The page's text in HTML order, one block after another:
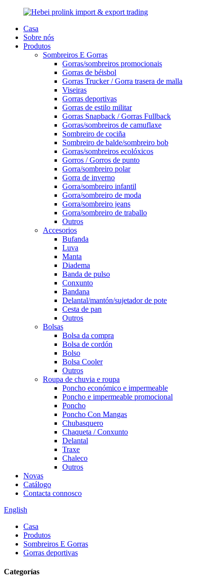
Casa
Sobre nós
Produtos
Sombreiros E Gorras
Gorras/sombreiros promocionais
Gorras de béisbol
Gorras Trucker / Gorra trasera de malla
Viseiras
Gorras deportivas
Gorras de estilo militar
Gorras Snapback / Gorras Fullback
Gorras/sombreiros de camuflaxe
Sombreiro de cociña
Sombreiro de balde/sombreiro bob
Gorras/sombreiros ecolóxicos
Gorros / Gorros de punto
Gorra/sombreiro polar
Gorra de inverno
Gorra/sombreiro infantil
Gorra/sombreiro de moda
Gorra/sombreiro jeans
Gorra/sombreiro de traballo
Outros
Accesorios
Bufanda
Luva
Manta
Diadema
Banda de pulso
Conxunto
Bandana
Delantal/mantón/sujetador de pote
Cesta de pan
Outros
Bolsas
Bolsa da compra
Bolsa de cordón
Bolso
Bolsa Cooler
Outros
Roupa de chuvia e roupa
Poncho económico e impermeable
Poncho e impermeable promocional
Poncho
Poncho Con Mangas
Chubasquero
Chaqueta / Conxunto
Delantal
Traxe
Chaleco
Outros
Novas
Catálogo
Contacta connosco
English
Casa
Produtos
Sombreiros E Gorras
Gorras deportivas
Categorías